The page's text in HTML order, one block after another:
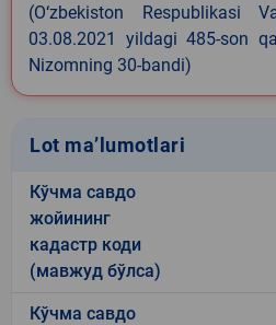
(O‘zbekiston Respublikasi
03.08.2021 yildagi 485-son
Nizomning 30-bandi)
Lot ma’lumotlari
Кўчма савдо
жойининг
кадастр коди
(мавжуд бўлса)
Кўчма савдо